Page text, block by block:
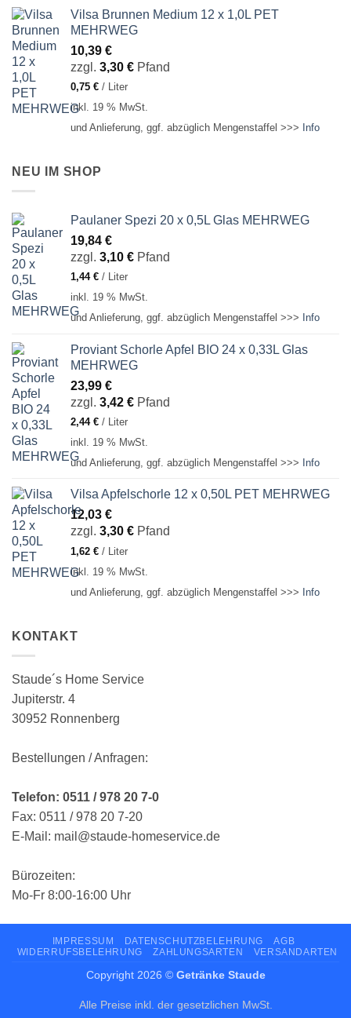
Vilsa Brunnen Medium 12 x 1,0L PET
MEHRWEG
10,39 €
zzgl. 3,30 € Pfand
0,75 € / Liter
inkl. 19 % MwSt.
und Anlieferung, ggf. abzüglich Mengenstaffel >>> Info
NEU IM SHOP
Paulaner Spezi 20 x 0,5L Glas MEHRWEG
19,84 €
zzgl. 3,10 € Pfand
1,44 € / Liter
inkl. 19 % MwSt.
und Anlieferung, ggf. abzüglich Mengenstaffel >>> Info
Proviant Schorle Apfel BIO 24 x 0,33L Glas
MEHRWEG
23,99 €
zzgl. 3,42 € Pfand
2,44 € /
Liter
inkl. 19 % MwSt.
und Anlieferung, ggf. abzüglich Mengenstaffel >>> Info
Vilsa Apfelschorle 12 x 0,50L PET MEHRWEG
12,03 €
zzgl. 3,30 € Pfand
1,62 € / Liter
inkl. 19 % MwSt.
und Anlieferung, ggf. abzüglich Mengenstaffel >>> Info
KONTAKT
Staude´s Home Service
Jupiterstr. 4
30952 Ronnenberg
Bestellungen / Anfragen:
Telefon: 0511 / 978 20 7-0
Fax: 0511 / 978 20 7-20
E-Mail: mail@staude-homeservice.de
Bürozeiten:
Mo-Fr 8:00-16:00 Uhr
IMPRESSUM DATENSCHUTZBELEHRUNG
AGB
WIDERRUFSBELEHRUNG
ZAHLUNGSARTEN VERSANDARTEN
Copyright 2026 © Getränke Staude
Alle Preise inkl. der gesetzlichen MwSt.